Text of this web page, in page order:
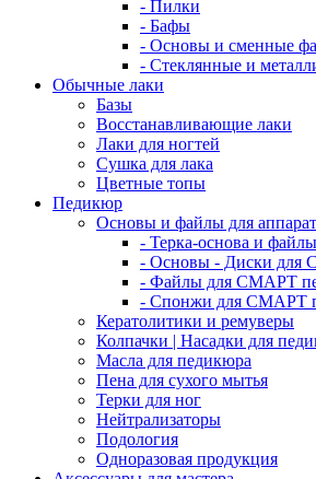
- Пилки
- Бафы
- Основы и сменные
- Стеклянные и
Обычные лаки
Базы
Восстанавливающие лаки
Лаки для ногтей
Сушка для лака
Цветные топы
Педикюр
Основы и файлы для
- Терка-основа и
- Основы - Диски для
- Файлы для СМАРТ
- Спонжи для СМАРТ
Кератолитики и ремуверы
Колпачки | Насадки для
Масла для педикюра
Пена для сухого мытья
Терки для ног
Нейтрализаторы
Подология
Одноразовая продукция